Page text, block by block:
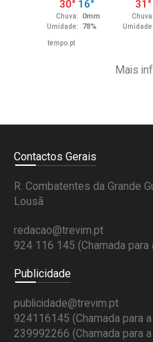
Mais
Contactos Gerais
R. Combatentes da Grande
Lousã
redacao@trevim.pt
924 116 145 (Chamada
Publicidade
publicidade@trevim.pt
924116145 (Chamada para
239992266 (Chamada para